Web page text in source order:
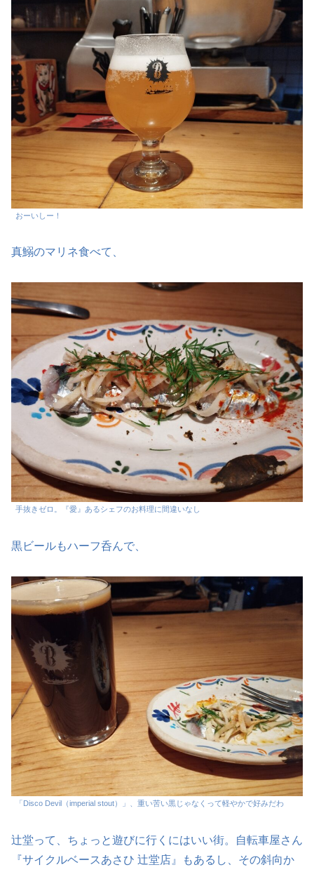
おーいしー！
真鰯のマリネ食べて、
手抜きゼロ。『愛』あるシェフのお料理に間違いなし
黒ビールもハーフ呑んで、
「Disco Devil（imperial stout）」、重い苦い黒じゃなくって軽やかで好みだわ
辻堂って、ちょっと遊びに行くにはいい街。自転車屋さん
『サイクルベースあさひ 辻堂店』もあるし、その斜向か